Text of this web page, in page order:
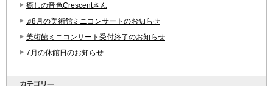
癒しの音色Crescentさん
♫8月の美術館ミニコンサートのお知らせ
美術館ミニコンサート受付終了のお知らせ
7月の休館日のお知らせ